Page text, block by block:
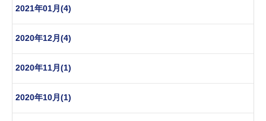
2021年01月(4)
2020年12月(4)
2020年11月(1)
2020年10月(1)